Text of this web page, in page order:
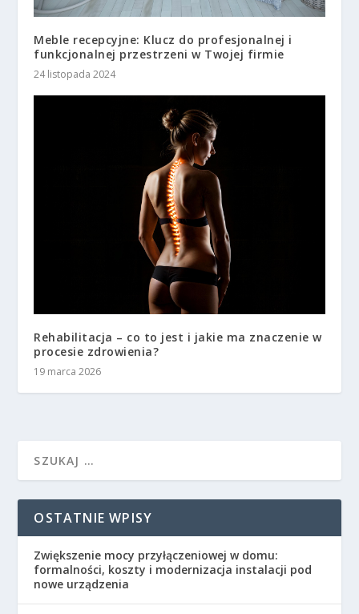
Meble recepcyjne: Klucz do profesjonalnej i
funkcjonalnej przestrzeni w Twojej firmie
24 listopada 2024
Rehabilitacja – co to jest i jakie ma znaczenie w
procesie zdrowienia?
19 marca 2026
OSTATNIE WPISY
Zwiększenie mocy przyłączeniowej w domu:
formalności, koszty i modernizacja instalacji pod
nowe urządzenia